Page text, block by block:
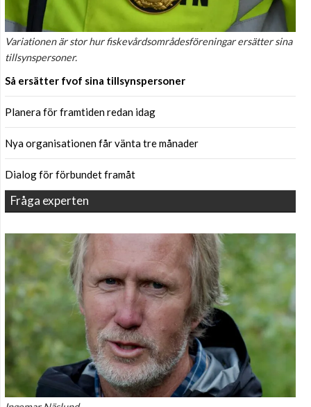
Variationen är stor hur fiskevårdsområdesföreningar ersätter sina
tillsynspersoner.
Så ersätter fvof sina tillsynspersoner
Planera för framtiden redan idag
Nya organisationen får vänta tre månader
Dialog för förbundet framåt
Fråga experten